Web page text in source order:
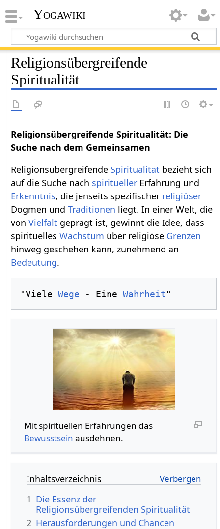
Yogawiki
Religionsübergreifende
Spiritualität
Religionsübergreifende Spiritualität: Die
Suche nach dem Gemeinsamen
Religionsübergreifende Spiritualität bezieht sich
auf die Suche nach spiritueller Erfahrung und
Erkenntnis, die jenseits spezifischer religiöser
Dogmen undTraditionen liegt. In einer Welt, die
vonVielfalt geprägt ist, gewinnt die Idee, dass
spirituellesWachstum über religiöse Grenzen
hinweg geschehen kann, zunehmend an
Bedeutung.
"Viele Wege - Eine Wahrheit
Mit spirituellen Erfahrungen das
Bewusstsein ausdehnen.
Inhaltsverzeichnis
1 Die Essenz der
Religionsübergreifenden Spiritualität
2 Herausforderungen und Chancen